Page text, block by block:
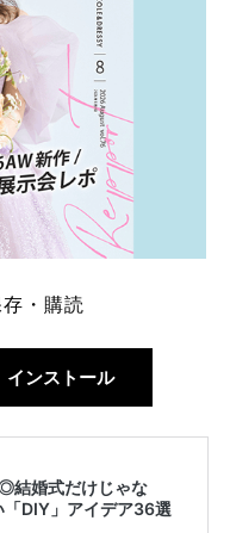
・購読
インストール
結婚式だけじゃな
DIY」アイデア36選